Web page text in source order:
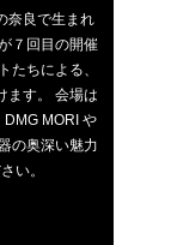
奈良で生まれ
７回目の開催
たちによる、
ます。 会場は
DMG MORI や
の奥深い魅力
い。